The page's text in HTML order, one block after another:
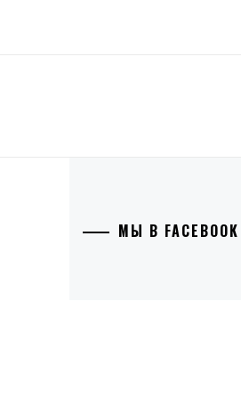
МЫ В FACEBOOK